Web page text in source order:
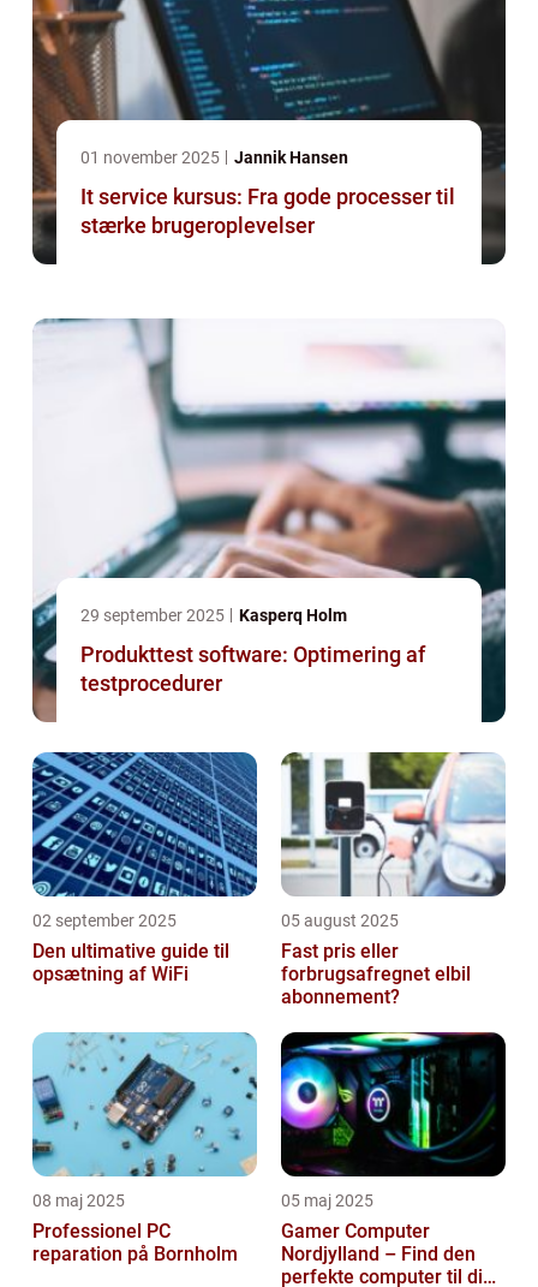
01 november 2025 Jannik Hansen
It service kursus: Fra gode processer til
stærke brugeroplevelser
29 september 2025 Kasperq Holm
Produkttest software: Optimering af
testprocedurer
02 september 2025
Den ultimative guide til
opsætning af WiFi
05 august 2025
Fast pris eller
forbrugsafregnet elbil
abonnement?
08 maj 2025
Professionel PC
reparation på Bornholm
05 maj 2025
Gamer Computer
Nordjylland – Find den
perfekte computer til din